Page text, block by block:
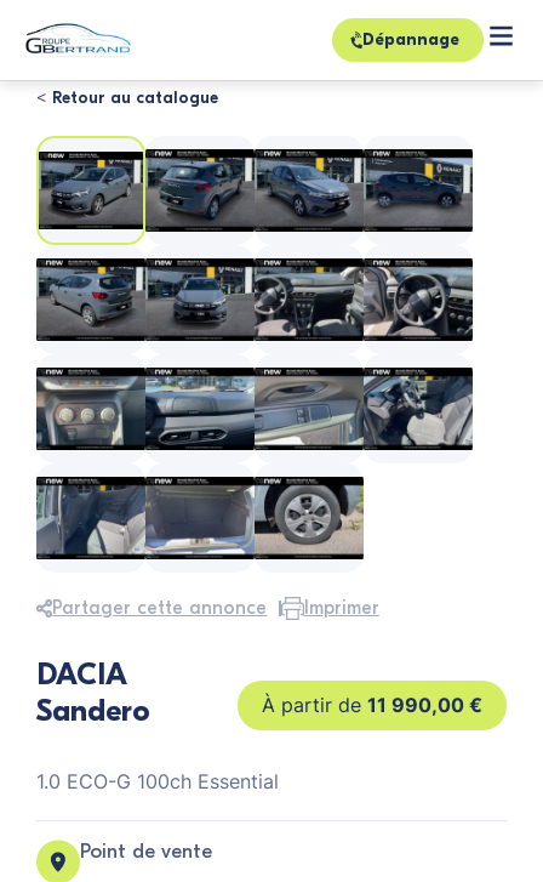
Dépannage
< Retour au catalogue
Partager cette annonce Imprimer
DACIA
Sandero
11 990,00 €
1.0 ECO-G 100ch Essential
Point de vente